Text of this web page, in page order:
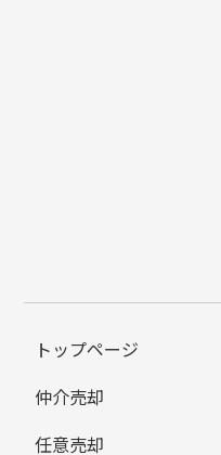
トップページ
仲介売却
任意売却